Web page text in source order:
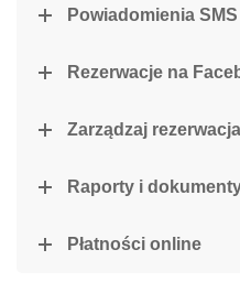
Powiadomienia SMS
Rezerwacje na
Zarządzaj
Raporty i
Płatności online